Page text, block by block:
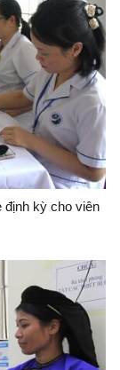
định kỳ cho viên